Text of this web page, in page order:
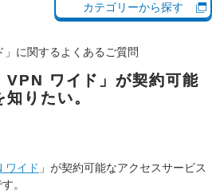
カテゴリーから探す
」に関するよくあるご質問
VPN ワイド」が契約可能
りたい。
ワイド 」が契約可能なアクセスサービス
。